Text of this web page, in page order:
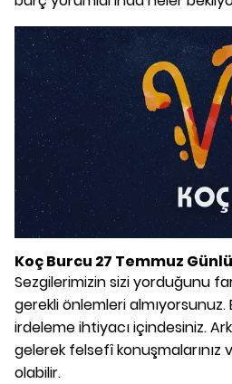
Koç Burcu 27 Temmuz
Sezgilerimizin sizi yorduğunu
gerekli önlemleri almıyorsunuz.
irdeleme ihtiyacı içindesiniz.
gelerek felsefî konuşmalarınız
olabilir.